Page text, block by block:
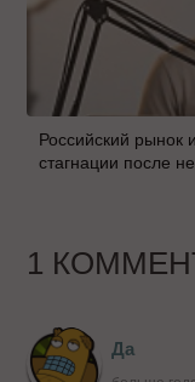
Российский
стагнации после
1
Да